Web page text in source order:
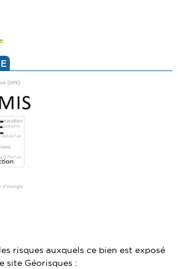
risques auxquels ce bien est exposé
site Géorisques :